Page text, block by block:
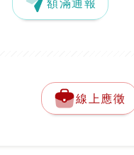
線上應徵